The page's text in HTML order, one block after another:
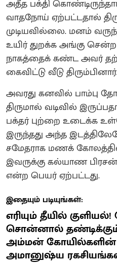
அதீத பக்தி
வாதநோய் ஏற்பட்டதால்
முடியவில்லை. மனம்
உயிர் துறக்க அங்கு சென்ற
நாகத்தைக் கண்ட அவர்
கைவிட்டு வீடு
அவரது கனவில் பாம்பு
திருமால் வடிவில்
பக்தர் புற்றை உடைக்க
இருந்தது‌ அந்த
சமேதராக மணக்
இவருக்கு கல்யாண
என்ற பெயர் ஏற்பட்டது.
இதையும் படியுங்கள்:
எரியும் தீயில்
சொன்னால்
அம்மன் கோயில்களின்
அமானுஷ்ய